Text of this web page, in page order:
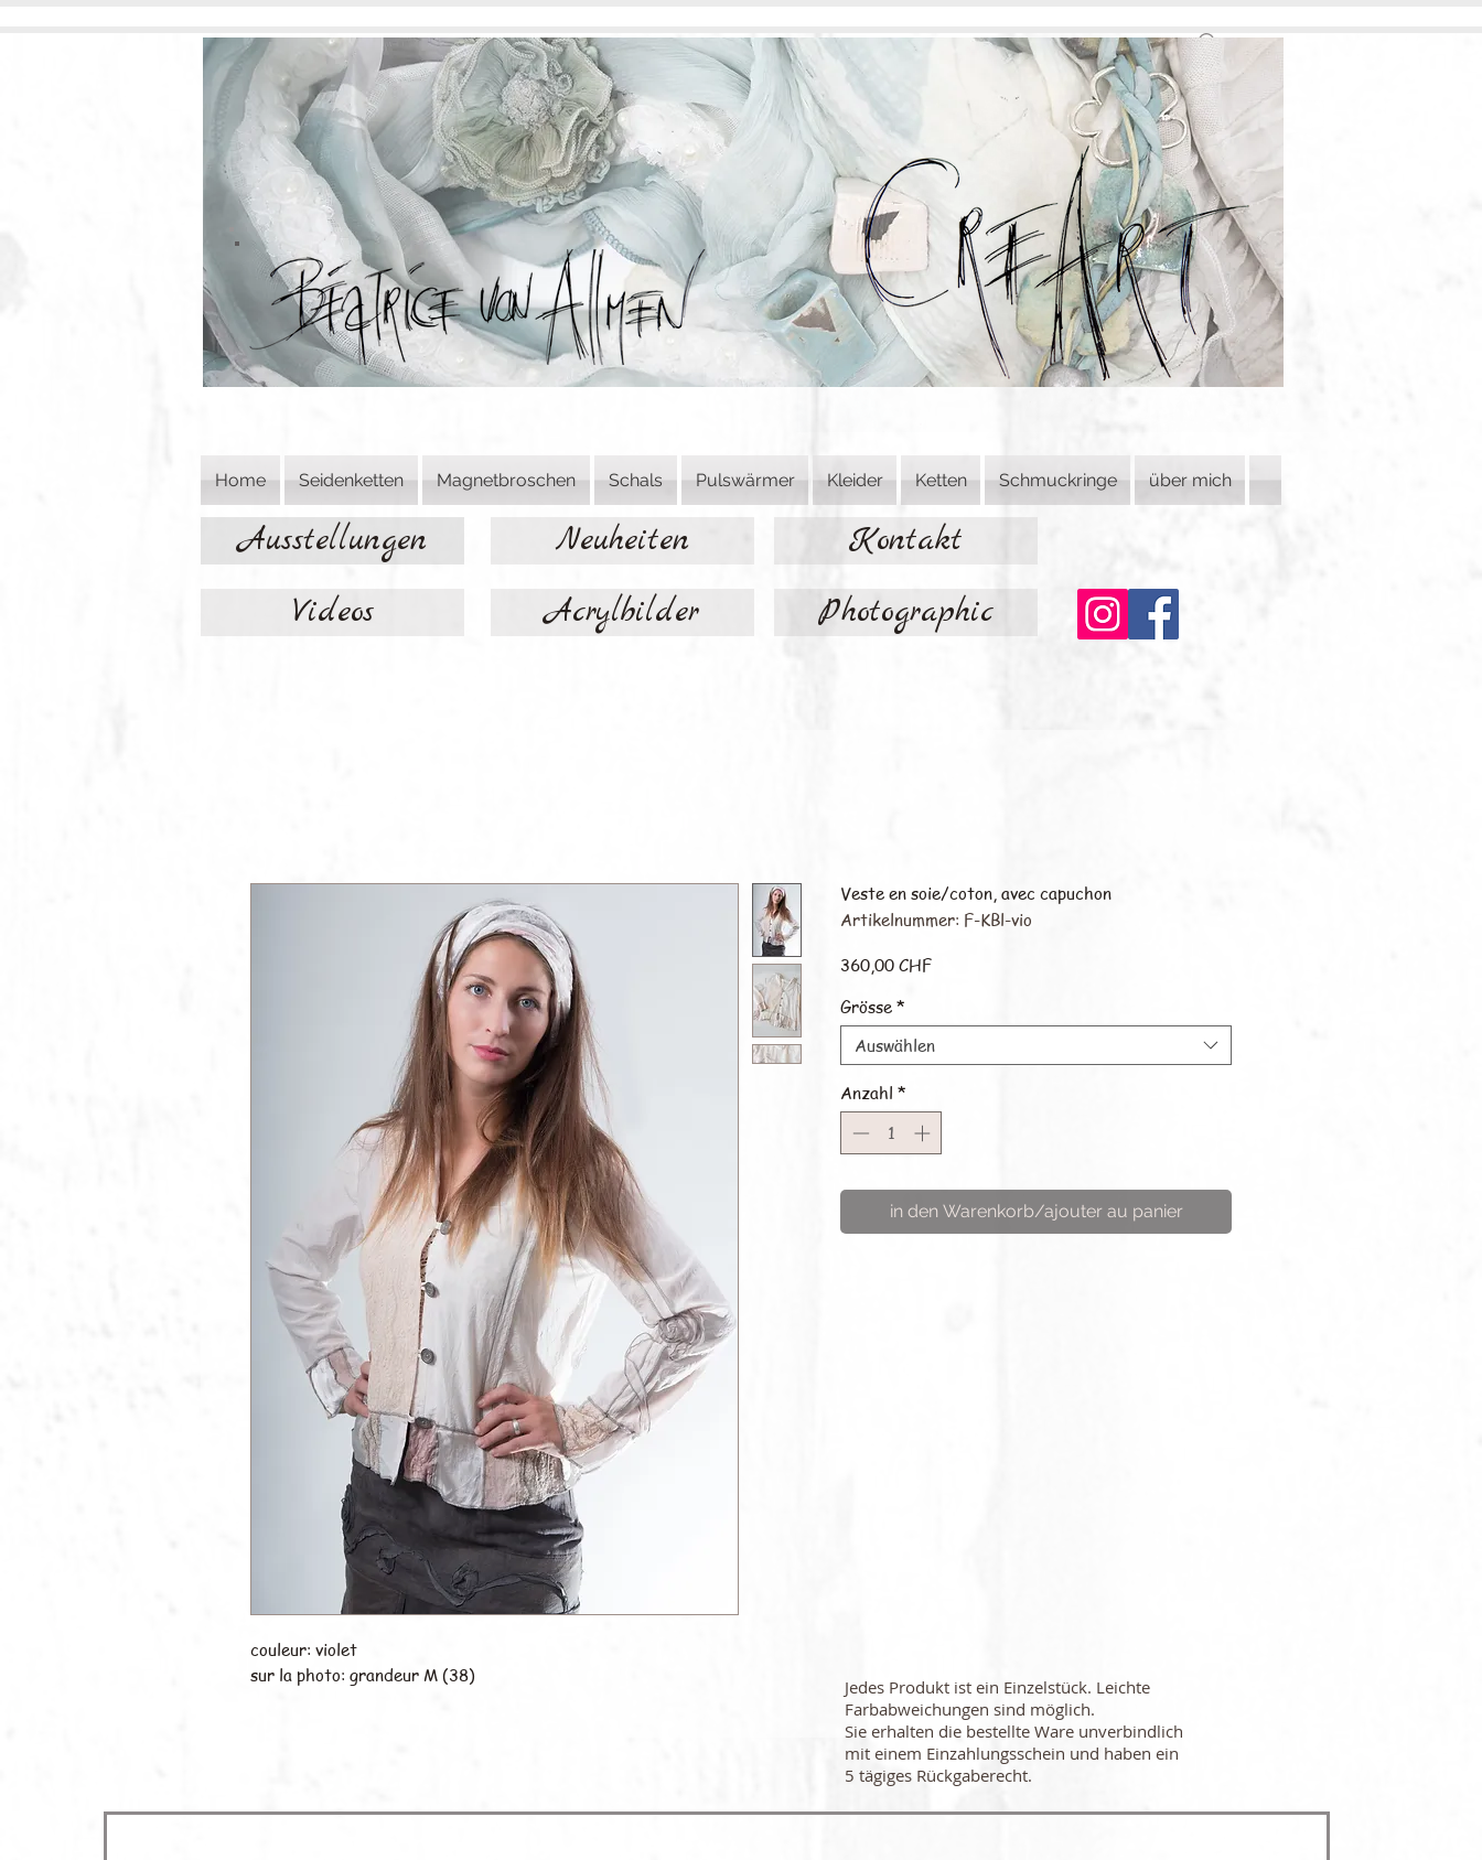
Home Seidenketten Magnetbroschen Schals Pulswärmer Kleider Ketten Schmuckringe über mich
Ausstellungen Neuheiten
Kontakt
Videos
Acrylbilder Photographic
couleur: violet
sur la photo: grandeur M (38)
Veste en soie/coton, avec capuchon
Artikelnummer: F-KBl-vio
360,00 CHFPreis
Grösse *
Auswählen
Anzahl *
in den Warenkorb/ajouter au panier
Jedes Produkt ist ein Einzelstück. Leichte
Farbabweichungen sind möglich.
Sie erhalten die bestellte Ware unverbindlich
mit einem Einzahlungsschein und haben ein
5 tägiges Rückgaberecht.